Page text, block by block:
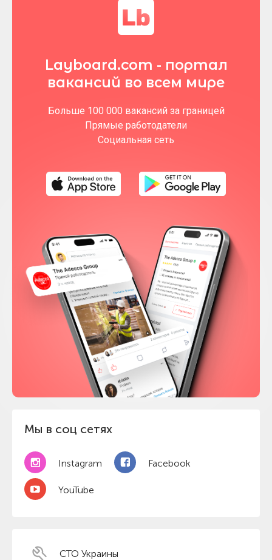
Мы в соц сетях
Instagram Facebook
YouTube
Layboard.com - портал
вакансий во всем мире
Больше 100 000 вакансий за границей
Прямые работодатели
Социальная сеть
СТО Украины